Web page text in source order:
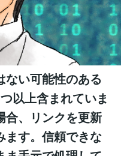
ない可能性のある
以上含まれていま
合、リンクを更新
ます。信頼できな